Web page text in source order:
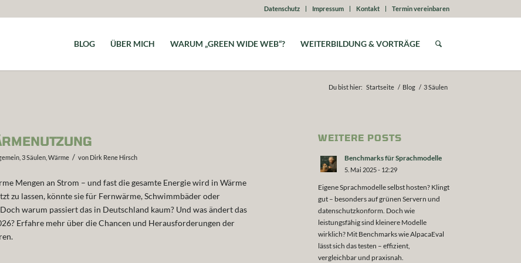
Datenschutz Impressum Kontakt Termin vereinbaren
BLOG ÜBER MICH WARUM „GREEN WIDE WEB“? WEITERBILDUNG & VORTRÄGE
Du bist hier: Startseite / Blog / 3 Säulen
3 Säulen Wärme / von Dirk Rene Hirsch
Mengen an Strom – und fast die gesamte Energie wird in Wärme
zu lassen, könnte sie für Fernwärme, Schwimmbäder oder
warum passiert das in Deutschland kaum? Und was ändert das
Erfahre mehr über die Chancen und Herausforderungen der
WEITERE POSTS
Benchmarks für Sprachmodelle
5. Mai 2025 - 12:29
Eigene Sprachmodelle selbst hosten? Klingt
gut – besonders auf grünen Servern und
datenschutzkonform. Doch wie
leistungsfähig sind kleinere Modelle
wirklich? Mit Benchmarks wie AlpacaEval
lässt sich das testen – effizient,
vergleichbar und praxisnah.